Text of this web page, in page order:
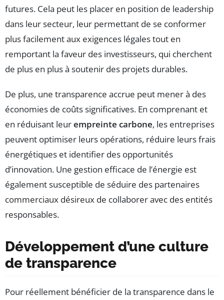
futures. Cela peut les placer en position de leadership
dans leur secteur, leur permettant de se conformer
plus facilement aux exigences légales tout en
remportant la faveur des investisseurs, qui cherchent
de plus en plus à soutenir des projets durables.
De plus, une transparence accrue peut mener à des
économies de coûts significatives. En comprenant et
en réduisant leurempreinte carbone, les entreprises
peuvent optimiser leurs opérations, réduire leurs frais
énergétiques et identifier des opportunités
d’innovation. Une gestion efficace de l’énergie est
également susceptible de séduire des partenaires
commerciaux désireux de collaborer avec des entités
responsables.
Développement d’une culture
de transparence
Pour réellement bénéficier de la transparence dans le